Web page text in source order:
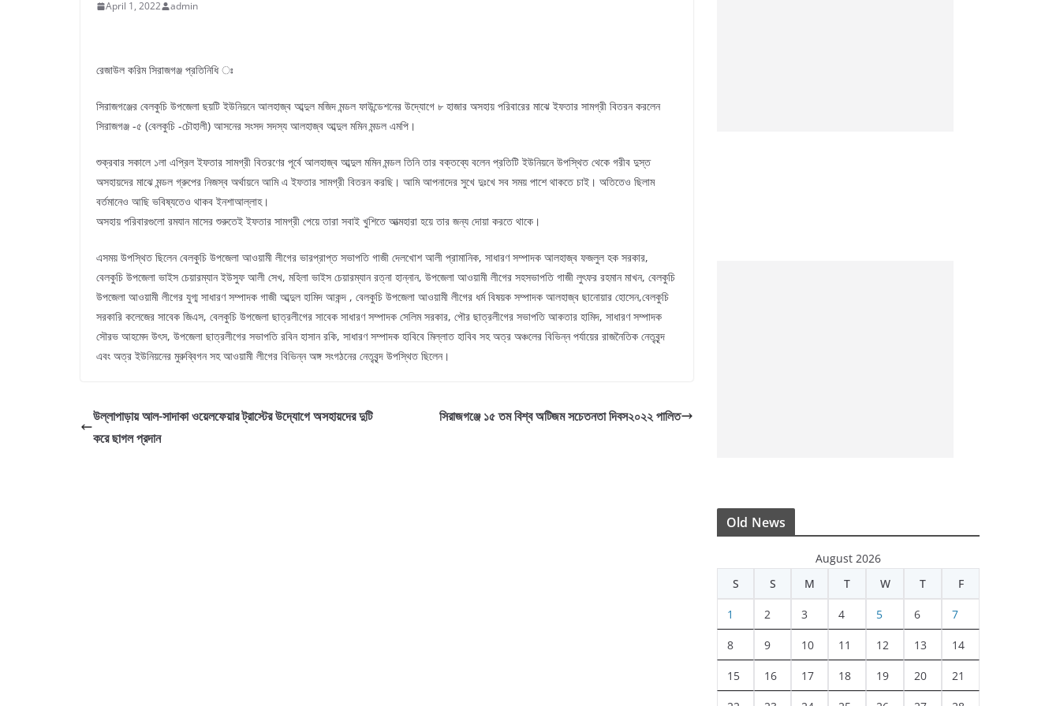
April 1, 2022 admin
রেজাউল করিম সিরাজগঞ্জ প্রতিনিধি ঃ
সিরাজগঞ্জের বেলকুচি উপজেলা ছয়টি ইউনিয়নে আলহাজ্ব আব্দুল মজিদ মন্ডল ফাউন্ডেশনের উদ্যোগে ৮ হাজার অসহায় পরিবারের মাঝে ইফতার সামগ্রী বিতরন করলেন
সিরাজগঞ্জ -৫ (বেলকুচি -চৌহালী) আসনের সংসদ সদস্য আলহাজ্ব আব্দুল মমিন মন্ডল এমপি।
শুক্রবার সকালে ১লা এপ্রিল ইফতার সামগ্রী বিতরণের পূর্বে আলহাজ্ব আব্দুল মমিন মন্ডল তিনি তার বক্তব্যে বলেন প্রতিটি ইউনিয়নে উপস্থিত থেকে গরীব দুস্ত
অসহায়দের মাঝে মন্ডল গ্রুপের নিজস্ব অর্থায়নে আমি এ ইফতার সামগ্রী বিতরন করছি। আমি আপনাদের সুখে দুঃখে সব সময় পাশে থাকতে চাই। অতিতেও ছিলাম
বর্তমানেও আছি ভবিষ্যতেও থাকব ইনশাআল্লাহ।
অসহায় পরিবারগুলো রমযান মাসের শুরুতেই ইফতার সামগ্রী পেয়ে তারা সবাই খুশিতে আত্মহারা হয়ে তার জন্য দোয়া করতে থাকে।
এসময় উপস্থিত ছিলেন বেলকুচি উপজেলা আওয়ামী লীগের ভারপ্রাপ্ত সভাপতি গাজী দেলখোশ আলী প্রামানিক, সাধারণ সম্পাদক আলহাজ্ব ফজলুল হক সরকার,
বেলকুচি উপজেলা ভাইস চেয়ারম্যান ইউসুফ আলী সেখ, মহিলা ভাইস চেয়ারম্যান রত্না হান্নান, উপজেলা আওয়ামী লীগের সহসভাপতি গাজী লুৎফর রহমান মাখন, বেলকুচি
উপজেলা আওয়ামী লীগের যুগ্ম সাধারণ সম্পাদক গাজী আব্দুল হামিদ আকন্দ , বেলকুচি উপজেলা আওয়ামী লীগের ধর্ম বিষয়ক সম্পাদক আলহাজ্ব ছানোয়ার হোসেন,বেলকুচি
সরকারি কলেজের সাবেক জিএস, বেলকুচি উপজেলা ছাত্রলীগের সাবেক সাধারণ সম্পাদক সেলিম সরকার, পৌর ছাত্রলীগের সভাপতি আকতার হামিদ, সাধারণ সম্পাদক
সৌরভ আহমেদ উৎস, উপজেলা ছাত্রলীগের সভাপতি রবিন হাসান রকি, সাধারণ সম্পাদক হাবিবে মিল্লাত হাবিব সহ অত্র অঞ্চলের বিভিন্ন পর্যায়ের রাজনৈতিক নেতৃবৃন্দ
এবং অত্র ইউনিয়নের মুরুব্বিগন সহ আওয়ামী লীগের বিভিন্ন অঙ্গ সংগঠনের নেতৃবৃন্দ উপস্থিত ছিলেন।
উল্লাপাড়ায় আল-সাদাকা ওয়েলফেয়ার ট্রাস্টের উদ্যোগে অসহায়দের দুটি
করে ছাগল প্রদান
সিরাজগঞ্জে ১৫ তম বিশ্ব অটিজম সচেতনতা দিবস২০২২ পালিত
Old News
August 2026
S
S M T W T F
1 2 3 4 5 6 7
8 9 10 11 12 13 14
15 16 17 18 19 20 21